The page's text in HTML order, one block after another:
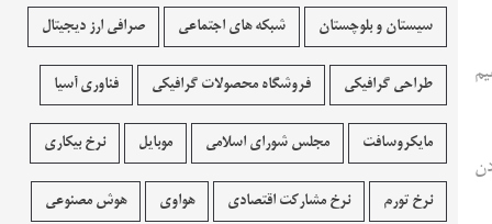
سیستان و بلوچستان شبکه های اجتماعی صرافی ارز دیجیتال
طراحی گرافیکی فروشگاه محصولات گرافيکی فناوری آسیا
مایکروسافت مجلس شورای اسلامی موبایل نرخ بیکاری
نرخ تورم نرخ مشارکت اقتصادی هواوی هوش مصنوعی